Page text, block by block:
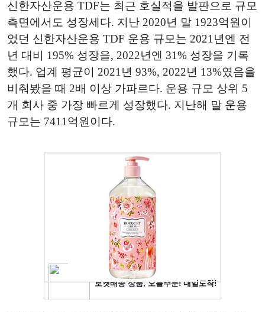
신한자산운용 TDF는 최근 호실적을 발판으로 규모
측면에서도 성장세다. 지난 2020년 말 1923억원이
었던 신한자산운용 TDF 운용 규모는 2021년엔 전
년 대비 195% 성장을, 2022년엔 31% 성장을 기록
했다. 업계 평균이 2021년 93%, 2022년 13%였음을
비춰봤을 때 2배 이상 가파르다. 운용 규모 상위 5
개 회사 중 가장 빠르게 성장했다. 지난해 말 운용
규모는 7411억원이다.